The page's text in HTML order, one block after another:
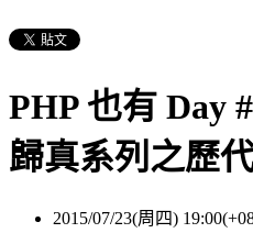
PHP 也有 Day
歸真系列之歷
2015/07/23(周四)